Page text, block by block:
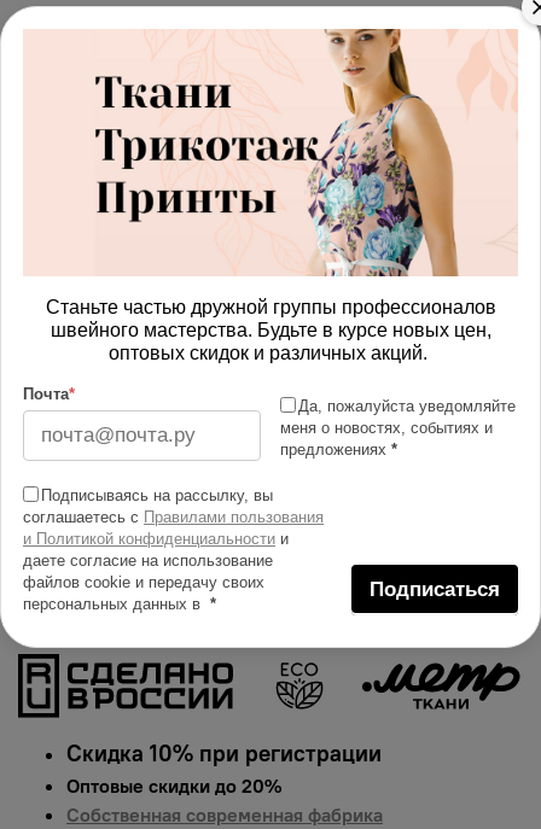
(0) арт. 42871905_barbi
Ткань Барби сумеречная
пустыня
Получить доступ к оптовым ценам
644.00 руб
В корзину
Изменить масштаб
Купить в 1 клик
Добавить в сравнение
Описание тканей
Яркий и сочный принт на костюмно-плательной ткани
Барби. Гарантированная долговечность цвета, идеально
подходит для одежды, домашнего текстиля и
аксессуаров.
Цена указана за 1 п.м.
Скидка 10% при регистрации
Оптовые скидки до 20%
Собственная современная фабрика
Станьте частью дружной группы профессионалов
швейного мастерства. Будьте в курсе новых цен,
оптовых скидок и различных акций.
Почта*
Да, пожалуйста уведомляйте
меня о новостях, событиях и
предложениях *
Подписываясь на рассылку, вы
соглашаетесь с Правилами пользования
и Политикой конфиденциальности и
даете согласие на использование
файлов cookie и передачу своих
персональных данных в *
Подписаться